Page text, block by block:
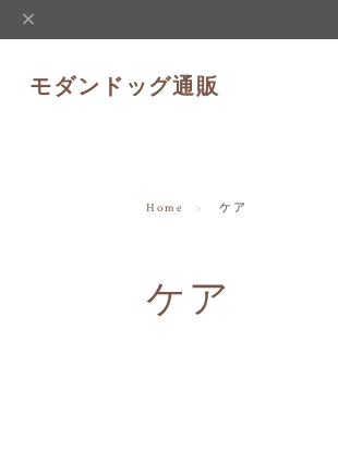
モダンドッグ通販
Home ケア
ケア